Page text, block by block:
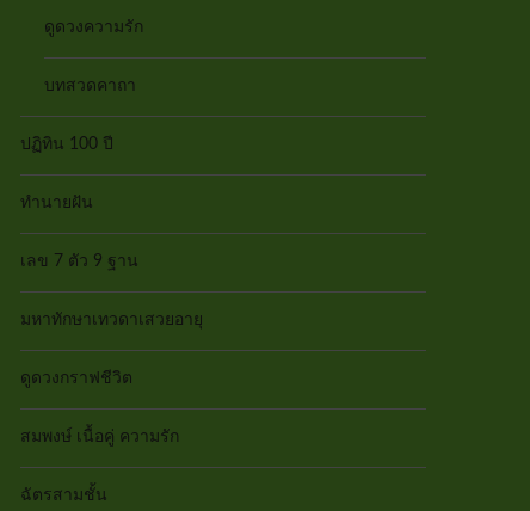
ดูดวงความรัก
บทสวดคาถา
ปฏิทิน 100 ปี
ทำนายฝัน
เลข 7 ตัว 9 ฐาน
มหาทักษาเทวดาเสวยอายุ
ดูดวงกราฟชีวิต
สมพงษ์ เนื้อคู่ ความรัก
ฉัตรสามชั้น